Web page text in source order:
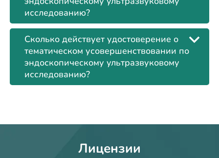
исследованию?
Сколько действует удостоверение о
тематическом усовершенствовании по
эндоскопическому ультразвуковому
исследованию?
Лицензии